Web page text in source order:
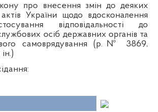
про внесення змін до деяких
України щодо вдосконалення
відповідальності до
осіб державних органів та
самоврядування (р.№ 3869,